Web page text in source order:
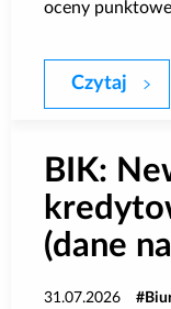
oceny
Czytaj
BIK:
(dane
31.07.2026